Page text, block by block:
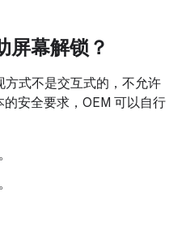
屏幕解锁？
式不是交互式的，不允许
安全要求，OEM 可以自行